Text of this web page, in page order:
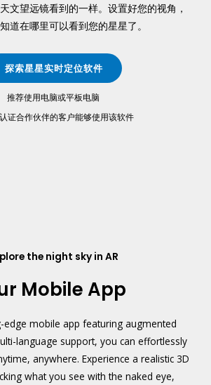
文望远镜看到的一样。设置好您的视角，
道在哪里可以看到您的星星了。
探索星星实时定位软件
推荐使用电脑或平板电脑
证合作伙伴的客户能够使用该软件
the night sky in AR
Mobile App
edge mobile app featuring augmented
language support, you can effortlessly
anywhere. Experience a realistic 3D
what you see with the naked eye,